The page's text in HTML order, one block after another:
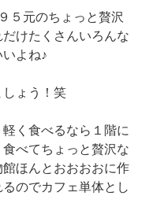
５元のちょっと贅沢
けたくさんいろんな
よね♪
ょう！笑
く食べるなら１階に
べてちょっと贅沢な
ほんとおおおおに作
のでカフェ単体とし